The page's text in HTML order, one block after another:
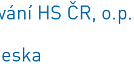
HS ČR,